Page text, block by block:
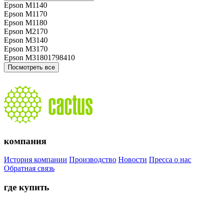
Epson M1140
Epson M1170
Epson M1180
Epson M2170
Epson M3140
Epson M3170
Epson M31801798410
Посмотреть все
компания
История компании Производство Новости Пресса о нас
Обратная связь
где купить